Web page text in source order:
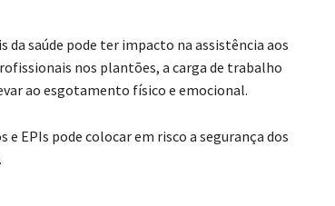
saúde pode ter impacto na assistência aos
nos plantões, a carga de trabalho
ao esgotamento físico e emocional.
EPIs pode colocar em risco a segurança dos